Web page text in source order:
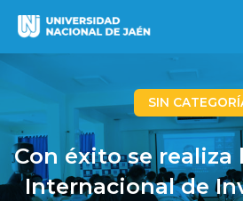
SIN
Con éxito se realiza
Internacional de